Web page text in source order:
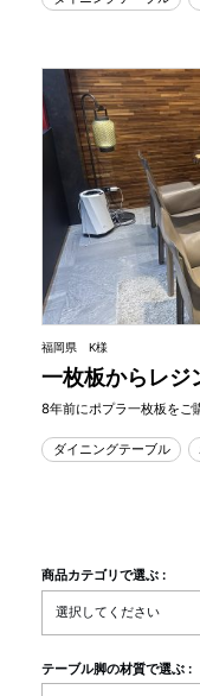
福岡県 K様
一枚板からレジ
8年前にポプラ一枚板をご
ダイニングテーブル
商品カテゴリで選ぶ :
テーブル脚の材質で選ぶ :